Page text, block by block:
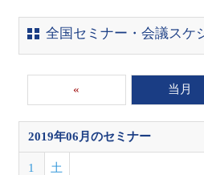
全国セミナー・会議スケ
« 当月
2019年06月のセミナー
1 土